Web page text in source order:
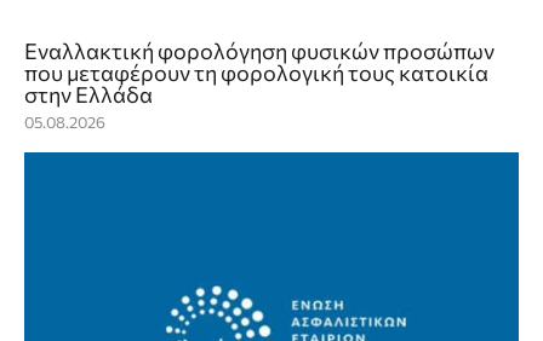
Εναλλακτική φορολόγηση φυσικών προσώπων
που μεταφέρουν τη φορολογική τους κατοικία
στην Ελλάδα
05.08.2026